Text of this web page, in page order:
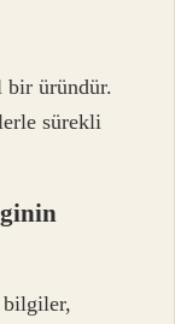
bir üründür.
sürekli
bilgiler,